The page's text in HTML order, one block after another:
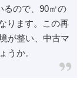
るので、90㎡の
ります。この再
が整い、中古マ
うか。